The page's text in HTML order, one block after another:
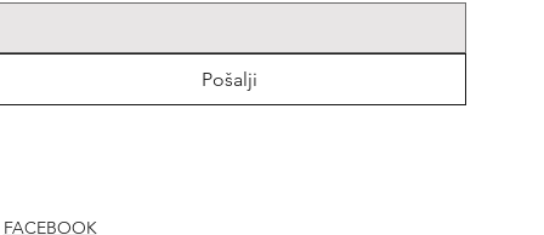
Pošalji
FACEBOOK